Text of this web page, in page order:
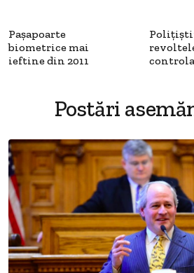
Paşapoarte
biometrice mai
ieftine din 2011
Postări